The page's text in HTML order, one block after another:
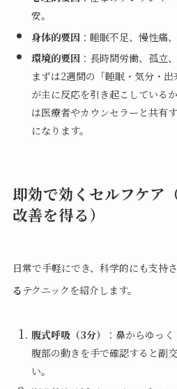
安。
身体的要因：睡眠不足、慢性痛
環境的要因：長時間労働、孤立
まずは2週間の「睡眠・気分・
が主に反応を引き起こしている
は医療者やカウンセラーと共有
になります。
即効で効くセルフケア
改善を得る）
日常で手軽にでき、科学的にも支持
る テクニックを紹介します。
腹式呼吸（3分）
：鼻からゆっ
腹部の動きを手で確認すると副
い。